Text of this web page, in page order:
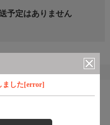
ました[error]
予定はありません